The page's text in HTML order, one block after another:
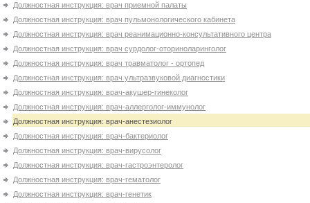
Должностная инструкция: врач приемной палаты
Должностная инструкция: врач пульмонологического кабинета
Должностная инструкция: врач реанимационно-консультативного центра
Должностная инструкция: врач сурдолог-оториноларинголог
Должностная инструкция: врач травматолог - ортопед
Должностная инструкция: врач ультразвуковой диагностики
Должностная инструкция: врач-акушер-гинеколог
Должностная инструкция: врач-аллерголог-иммунолог
Должностная инструкция: врач-анестезиолог
Должностная инструкция: врач-бактериолог
Должностная инструкция: врач-вирусолог
Должностная инструкция: врач-гастроэнтеролог
Должностная инструкция: врач-гематолог
Должностная инструкция: врач-генетик